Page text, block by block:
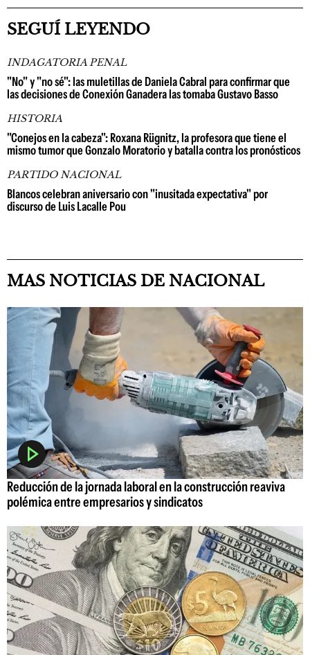
SEGUÍ LEYENDO
INDAGATORIA PENAL
"No" y "no sé": las muletillas de Daniela Cabral para confirmar que
las decisiones de Conexión Ganadera las tomaba Gustavo Basso
HISTORIA
"Conejos en la cabeza": Roxana Rügnitz, la profesora que tiene el
mismo tumor que Gonzalo Moratorio y batalla contra los pronósticos
PARTIDO NACIONAL
Blancos celebran aniversario con "inusitada expectativa" por
discurso de Luis Lacalle Pou
MAS NOTICIAS DE NACIONAL
Reducción de la jornada laboral en la construcción reaviva
polémica entre empresarios y sindicatos